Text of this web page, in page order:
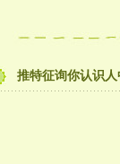
推特征询你认识